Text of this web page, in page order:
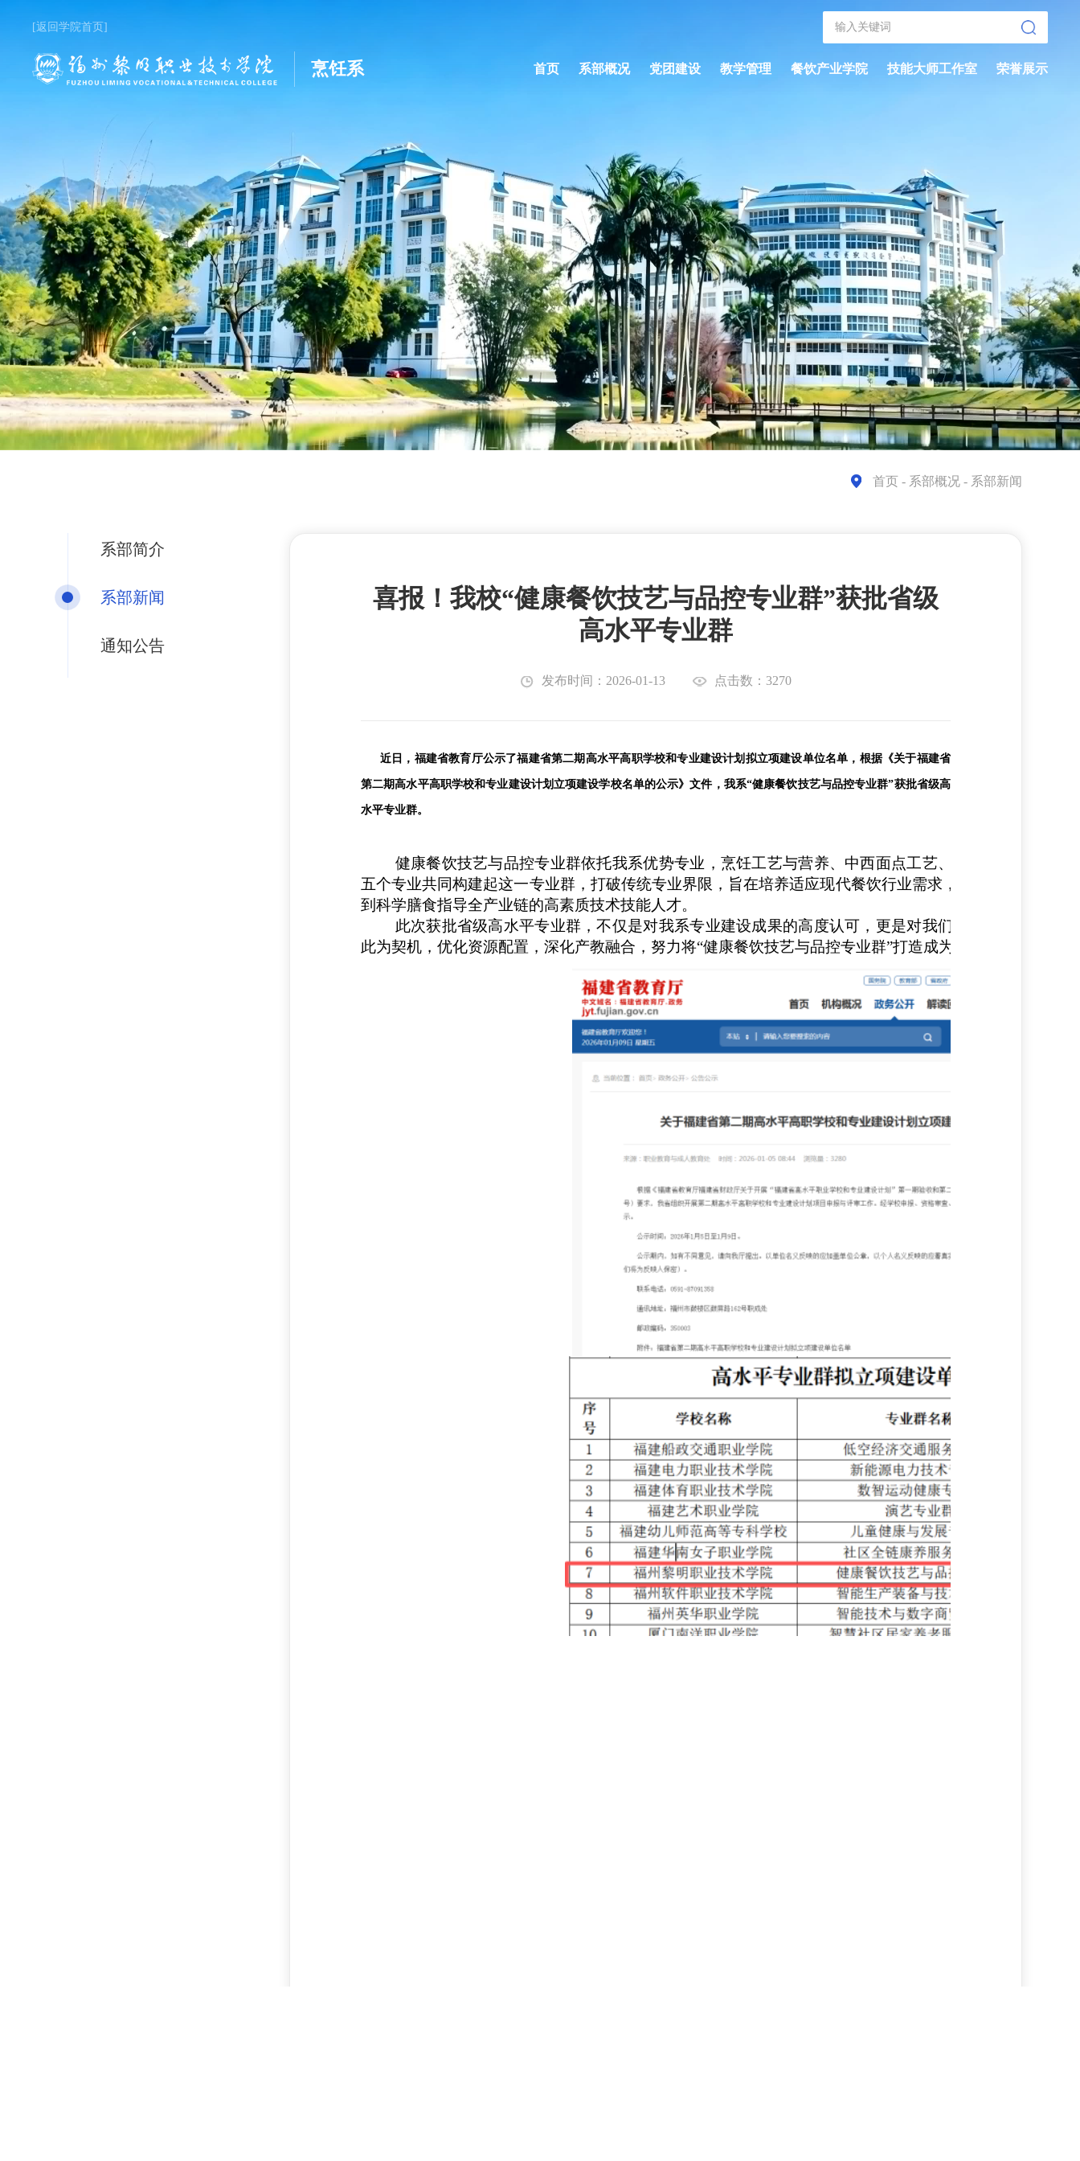
[返回学院首页]
烹饪系 首页 系部概况 党团建设 教学管理 餐饮产业学院 技能大师工作室 荣誉展示
首页 - 系部概况 - 系部新闻
系部简介
系部新闻
通知公告
喜报！我校“健康餐饮技艺与品控专业群”获批省级
高水平专业群
发布时间：2026-01-13 点击数：3270
近日，福建省教育厅公示了福建省第二期高水平高职学校和专业建设计划拟立项建设单位名单，根据《关于福建省
第二期高水平高职学校和专业建设计划立项建设学校名单的公示》文件，我系“健康餐饮技艺与品控专业群”获批省级高
水平专业群。
健康餐饮技艺与品控专业群依托我系优势专业，烹饪工艺与营养、中西面点工艺、西式烹饪工艺，
五个专业共同构建起这一专业群，打破传统专业界限，旨在培养适应现代餐饮行业需求，能够覆盖从健康
到科学膳食指导全产业链的高素质技术技能人才。
此次获批省级高水平专业群，不仅是对我系专业建设成果的高度认可，更是对我们在健康餐饮领域
此为契机，优化资源配置，深化产教融合，努力将“健康餐饮技艺与品控专业群”打造成为省内领先、国内